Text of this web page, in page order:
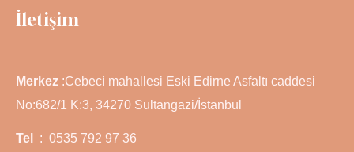
İletişim
Merkez :Cebeci mahallesi Eski Edirne Asfaltı caddesi
No:682/1 K:3, 34270 Sultangazi/İstanbul
Tel : 0535 792 97 36